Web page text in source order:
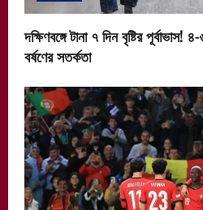
দক্ষিণবঙ্গে টানা ৭ দিন বৃষ্টির
বর্ষণের সতর্কতা